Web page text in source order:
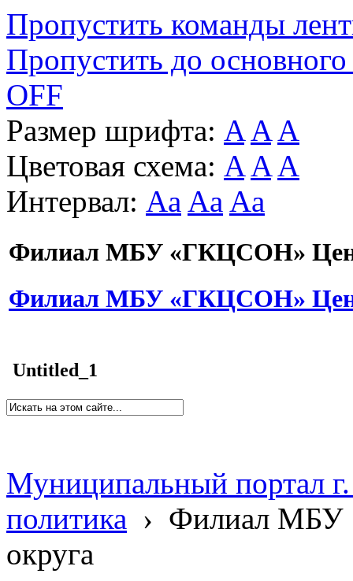
Пропустить команды
Пропустить до основного
OFF
Размер шрифта: A A A
Цветовая схема: A A A
Интервал: Aa Aa Aa
Филиал МБУ «ГКЦСОН»
Филиал МБУ «ГКЦСОН»
Untitled_1
Муниципальный портал
политика › Филиал МБУ
округа